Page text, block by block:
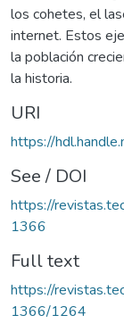
los cohetes, el
internet. Estos
la población
la historia.
URI
https://
See / DOI
https://
1366
Full text
https://
1366/1264